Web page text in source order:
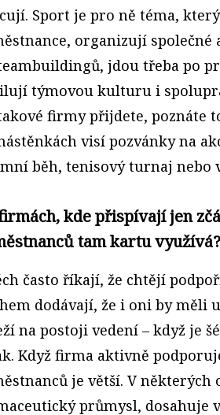
Sport je pro ně téma,
organizují
jdou třeba po
týmovou kulturu i
firmy přijdete, poznáte
visí pozvánky na
běh, tenisový turnaj nebo
kde přispívají jen
tam kartu využívá?
často říkají, že chtějí
dodávají, že i oni by měli
na postoji vedení – když je
Když firma aktivně
je větší. V
průmysl, dosahuje